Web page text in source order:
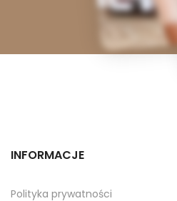
INFORMACJE
Polityka prywatności